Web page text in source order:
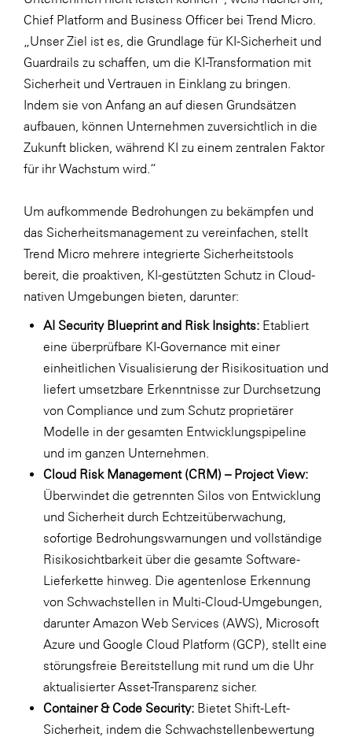
Chief Platform and Business Officer bei Trend Micro.
„Unser Ziel ist es, die Grundlage für KI-Sicherheit und
Guardrails zu schaffen, um die KI-Transformation mit
Sicherheit und Vertrauen in Einklang zu bringen.
Indem sie von Anfang an auf diesen Grundsätzen
aufbauen, können Unternehmen zuversichtlich in die
Zukunft blicken, während KI zu einem zentralen Faktor
für ihr Wachstum wird.“
Um aufkommende Bedrohungen zu bekämpfen und
das Sicherheitsmanagement zu vereinfachen, stellt
Trend Micro mehrere integrierte Sicherheitstools
bereit, die proaktiven, KI-gestützten Schutz in Cloud-
nativen Umgebungen bieten, darunter:
AI Security Blueprint and Risk Insights: Etabliert
eine überprüfbare KI-Governance mit einer
einheitlichen Visualisierung der Risikosituation und
liefert umsetzbare Erkenntnisse zur Durchsetzung
von Compliance und zum Schutz proprietärer
Modelle in der gesamten Entwicklungspipeline
und im ganzen Unternehmen.
Cloud Risk Management (CRM) – Project View:
Überwindet die getrennten Silos von Entwicklung
und Sicherheit durch Echtzeitüberwachung,
sofortige Bedrohungswarnungen und vollständige
Risikosichtbarkeit über die gesamte Software-
Lieferkette hinweg. Die agentenlose Erkennung
von Schwachstellen in Multi-Cloud-Umgebungen,
darunter Amazon Web Services (AWS), Microsoft
Azure und Google Cloud Platform (GCP), stellt eine
störungsfreie Bereitstellung mit rund um die Uhr
aktualisierter Asset-Transparenz sicher.
Container & Code Security: Bietet Shift-Left-
Sicherheit, indem die Schwachstellenbewertung